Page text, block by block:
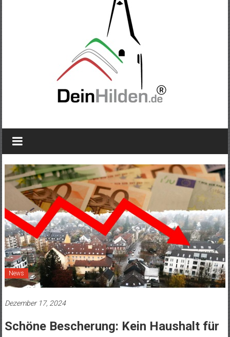
News
Dezember 17, 2024
Schöne Bescherung: Kein Haushalt für